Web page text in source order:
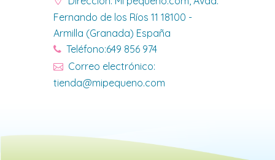
Fernando de los Ríos 11 18100 -
Armilla (Granada) España
Teléfono:649 856 974
Correo electrónico:
tienda@mipequeno.com